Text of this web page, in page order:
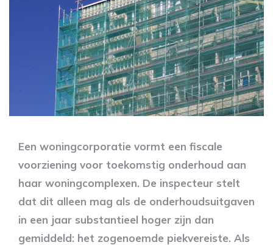
Een woningcorporatie vormt een fiscale
voorziening voor toekomstig onderhoud aan
haar woningcomplexen. De inspecteur stelt
dat dit alleen mag als de onderhoudsuitgaven
in een jaar substantieel hoger zijn dan
gemiddeld: het zogenoemde piekvereiste. Als